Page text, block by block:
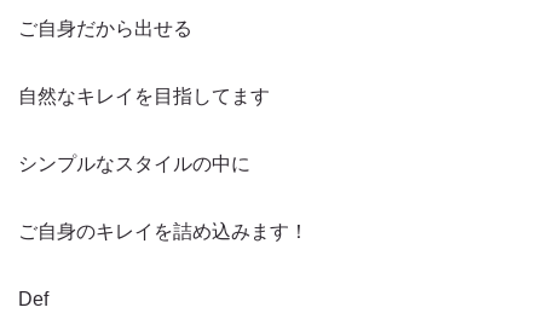
ご自身だから出せる
自然なキレイを目指してます
シンプルなスタイルの中に
ご自身のキレイを詰め込みます！
Def